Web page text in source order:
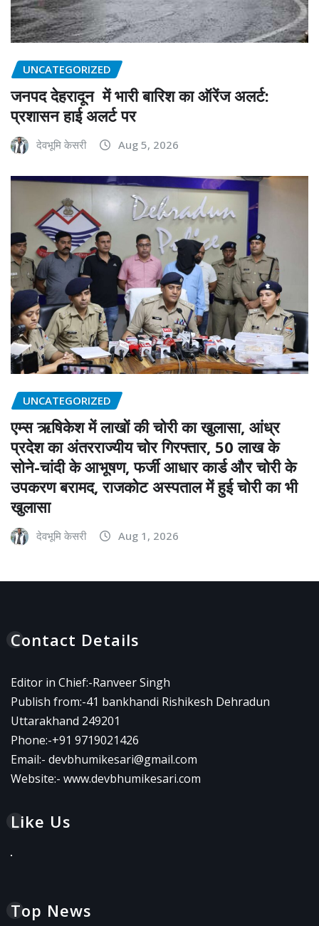
UNCATEGORIZED
जनपद देहरादून में भारी बारिश का ऑरेंज अलर्ट:
प्रशासन हाई अलर्ट पर
देवभूमि केसरी Aug 5, 2026
UNCATEGORIZED
एम्स ऋषिकेश में लाखों की चोरी का खुलासा, आंध्र
प्रदेश का अंतरराज्यीय चोर गिरफ्तार, 50 लाख के
सोने-चांदी के आभूषण, फर्जी आधार कार्ड और चोरी के
उपकरण बरामद, राजकोट अस्पताल में हुई चोरी का भी
खुलासा
देवभूमि केसरी Aug 1, 2026
Contact Details
Editor in Chief:-Ranveer Singh
Publish from:-41 bankhandi Rishikesh Dehradun
Uttarakhand 249201
Phone:-+91 9719021426
Email:- devbhumikesari@gmail.com
Website:- www.devbhumikesari.com
Like Us
Top News